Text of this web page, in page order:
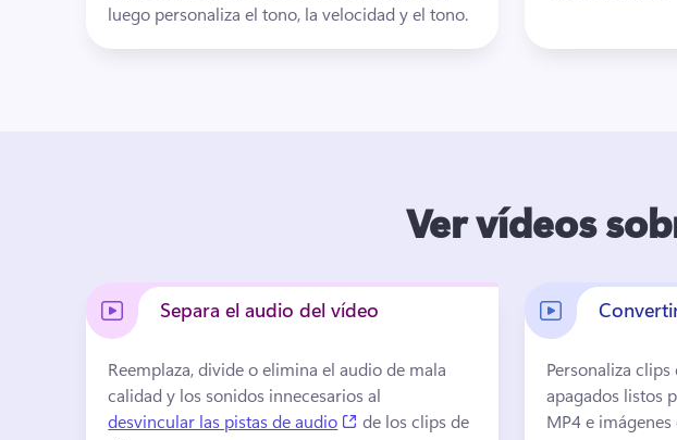
luego personaliza el tono, la velocidad y el tono.
Ver vídeos
Separa el audio del vídeo
Reemplaza, divide o elimina el audio de mala
calidad y los sonidos innecesarios al
desvincular las pistas de audio
(opens in a new tab)
de los clips de
Personaliza
apagados listos
MP4 e